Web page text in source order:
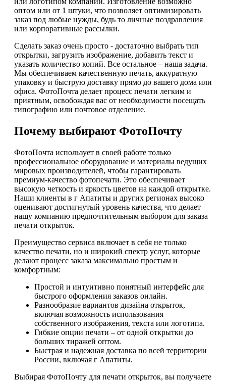
оптом или от 1 штуки, что позволяет оптимизировать
заказ под любые нужды, будь то личные поздравления
или корпоративные рассылки.
Сделать заказ очень просто - достаточно выбрать тип
открытки, загрузить изображение, добавить текст и
указать количество копий. Все остальное – наша задача.
Мы обеспечиваем качественную печать, аккуратную
упаковку и быструю доставку прямо до вашего дома или
офиса. ФотоПочта делает процесс печати легким и
приятным, освобождая вас от необходимости посещать
типографию или почтовое отделение.
Почему выбирают ФотоПочту
ФотоПочта использует в своей работе только
профессиональное оборудование и материалы ведущих
мировых производителей, чтобы гарантировать
премиум-качество фотопечати. Это обеспечивает
высокую четкость и яркость цветов на каждой открытке.
Наши клиенты в г Апатиты и других регионах высоко
оценивают достигнутый уровень качества, что делает
нашу компанию предпочтительным выбором для заказа
печати открыток.
Преимущество сервиса включает в себя не только
качество печати, но и широкий спектр услуг, которые
делают процесс заказа максимально простым и
комфортным:
Простой и интуитивно понятный интерфейс для
быстрого оформления заказов онлайн.
Разнообразие вариантов дизайна открыток,
включая возможность использования
собственного изображения, текста или логотипа.
Гибкие опции печати – от одной открытки до
больших тиражей оптом.
Быстрая и надежная доставка по всей территории
России, включая г Апатиты.
Выбирая ФотоПочту для печати открыток, вы получаете